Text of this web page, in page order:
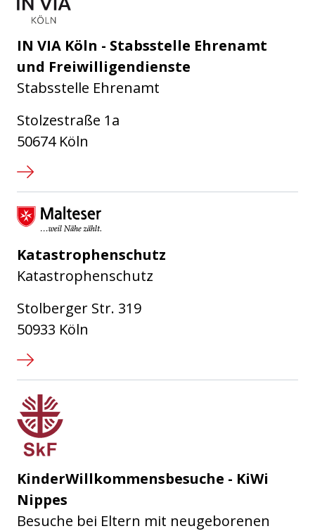
IN VIA Köln - Stabsstelle Ehrenamt
und Freiwilligendienste
Stabsstelle Ehrenamt
Stolzestraße 1a
50674 Köln
Malteser Hilfsdienst e.V.
Katastrophenschutz
Katastrophenschutz
Stolberger Str. 319
50933 Köln
KinderWillkommensbesuche - KiWi
Nippes
Besuche bei Eltern mit neugeborenen